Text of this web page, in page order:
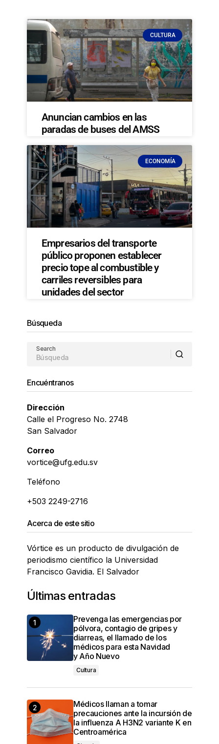
CULTURA
Anuncian cambios en las
paradas de buses del AMSS
ECONOMÍA
Empresarios del transporte
público proponen establecer
precio tope al combustible y
carriles reversibles para
unidades del sector
Búsqueda
Search
Encuéntranos
Dirección
Calle el Progreso No. 2748
San Salvador
Correo
vortice@ufg.edu.sv
Teléfono
+503 2249-2716
Acerca de este sitio
Vórtice es un producto de divulgación de
periodismo científico la Universidad
Francisco Gavidia. El Salvador
Últimas entradas
Prevenga las emergencias por
pólvora, contagio de gripes y
diarreas, el llamado de los
médicos para esta Navidad
y Año Nuevo
Cultura
Médicos llaman a tomar
precauciones ante la incursión de
la influenza A H3N2 variante K en
Centroamérica